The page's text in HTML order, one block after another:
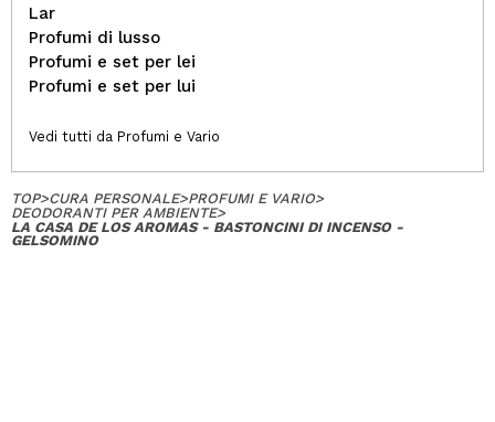
Lar
Profumi di lusso
Profumi e set per lei
Profumi e set per lui
Vedi tutti da Profumi e Vario
TOP>CURA PERSONALE>PROFUMI E VARIO>
DEODORANTI PER AMBIENTE>
LA CASA DE LOS AROMAS - BASTONCINI DI INCENSO -
GELSOMINO